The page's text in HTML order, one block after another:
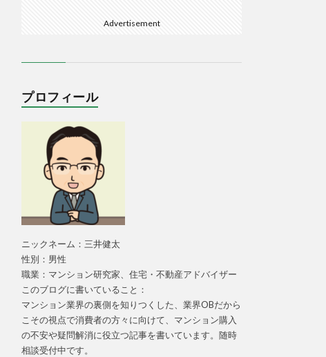
Advertisement
プロフィール
ニックネーム：三井健太
性別：男性
職業：マンション研究家、住宅・不動産アドバイザー
このブログに書いていること：
マンション業界の裏側を知りつくした、業界OBだから
こその視点で消費者の方々に向けて、マンション購入
の不安や疑問解消に役立つ記事を書いています。随時
相談受付中です。